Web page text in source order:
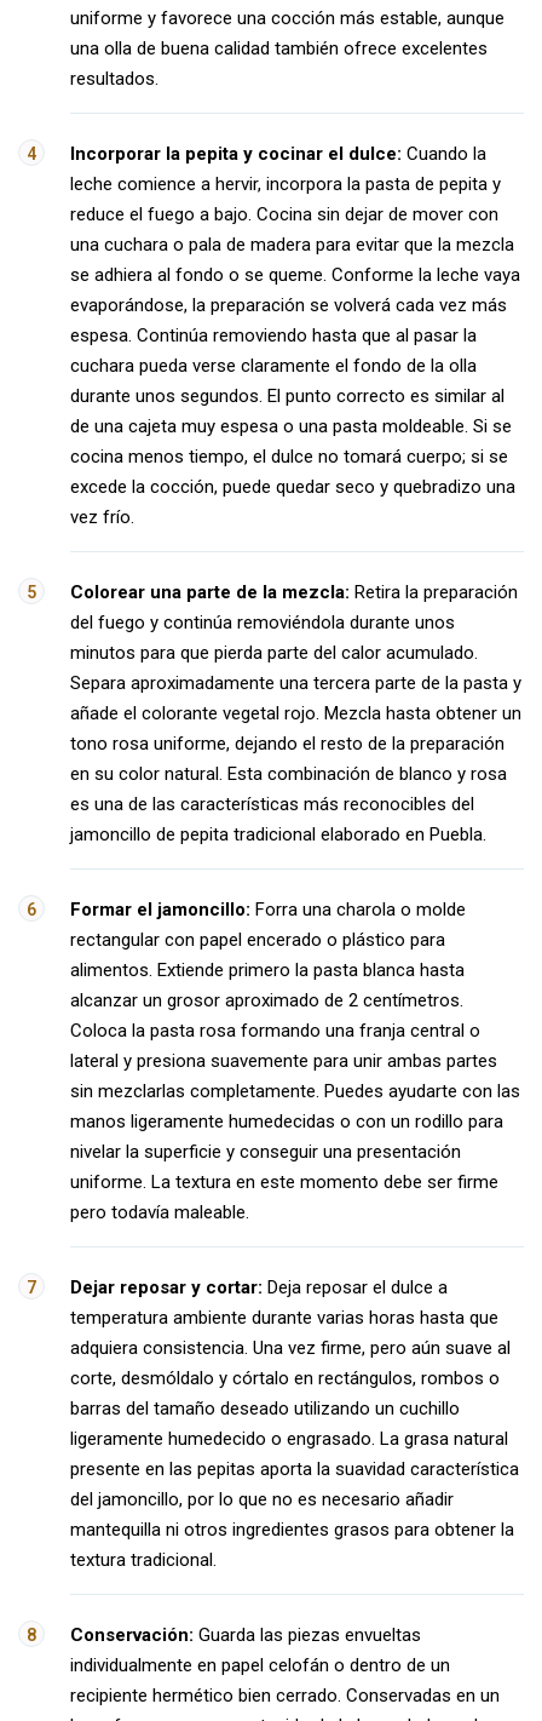
uniforme y favorece una cocción más estable, aunque
una olla de buena calidad también ofrece excelentes
resultados.
Incorporar la pepita y cocinar el dulce: Cuando la
leche comience a hervir, incorpora la pasta de pepita y
reduce el fuego a bajo. Cocina sin dejar de mover con
una cuchara o pala de madera para evitar que la mezcla
se adhiera al fondo o se queme. Conforme la leche vaya
evaporándose, la preparación se volverá cada vez más
espesa. Continúa removiendo hasta que al pasar la
cuchara pueda verse claramente el fondo de la olla
durante unos segundos. El punto correcto es similar al
de una cajeta muy espesa o una pasta moldeable. Si se
cocina menos tiempo, el dulce no tomará cuerpo; si se
excede la cocción, puede quedar seco y quebradizo una
vez frío.
Colorear una parte de la mezcla: Retira la preparación
del fuego y continúa removiéndola durante unos
minutos para que pierda parte del calor acumulado.
Separa aproximadamente una tercera parte de la pasta y
añade el colorante vegetal rojo. Mezcla hasta obtener un
tono rosa uniforme, dejando el resto de la preparación
en su color natural. Esta combinación de blanco y rosa
es una de las características más reconocibles del
jamoncillo de pepita tradicional elaborado en Puebla.
Formar el jamoncillo: Forra una charola o molde
rectangular con papel encerado o plástico para
alimentos. Extiende primero la pasta blanca hasta
alcanzar un grosor aproximado de 2 centímetros.
Coloca la pasta rosa formando una franja central o
lateral y presiona suavemente para unir ambas partes
sin mezclarlas completamente. Puedes ayudarte con las
manos ligeramente humedecidas o con un rodillo para
nivelar la superficie y conseguir una presentación
uniforme. La textura en este momento debe ser firme
pero todavía maleable.
Dejar reposar y cortar: Deja reposar el dulce a
temperatura ambiente durante varias horas hasta que
adquiera consistencia. Una vez firme, pero aún suave al
corte, desmóldalo y córtalo en rectángulos, rombos o
barras del tamaño deseado utilizando un cuchillo
ligeramente humedecido o engrasado. La grasa natural
presente en las pepitas aporta la suavidad característica
del jamoncillo, por lo que no es necesario añadir
mantequilla ni otros ingredientes grasos para obtener la
textura tradicional.
Conservación: Guarda las piezas envueltas
individualmente en papel celofán o dentro de un
recipiente hermético bien cerrado. Conservadas en un